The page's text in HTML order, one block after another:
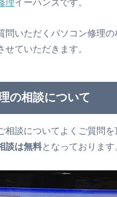
理イーハンズです。
問いただくパソコン修理の
せていただきます。
の相談について
相談についてよくご質問を
談は無料となっております